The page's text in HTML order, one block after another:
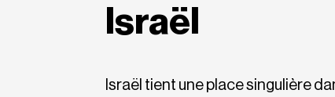
Israël
Israël tient une place singulière